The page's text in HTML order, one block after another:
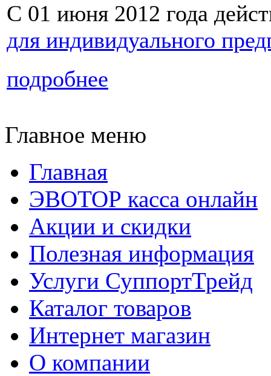
С 01 июня 2012 года
для индивидуального
подробнее
Главное меню
Главная
ЭВОТОР касса онлайн
Акции и скидки
Полезная информация
Услуги СуппортТрейд
Каталог товаров
Интернет магазин
О компании